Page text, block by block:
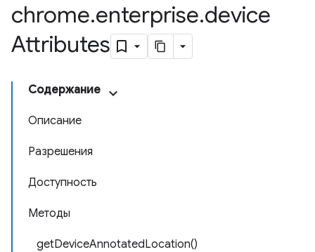
chrome.enterprise.device
Attributes
Содержание
Описание
Разрешения
Доступность
Методы
getDeviceAnnotatedLocation()